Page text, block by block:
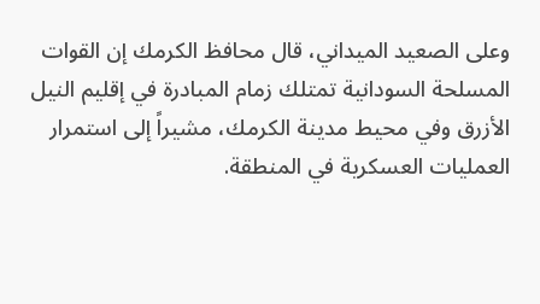
وعلى الصعيد الميداني، قال محافظ الكرمك إن القوات
المسلحة السودانية تمتلك زمام المبادرة في إقليم النيل
الأزرق وفي محيط مدينة الكرمك، مشيراً إلى استمرار
العمليات العسكرية في المنطقة.